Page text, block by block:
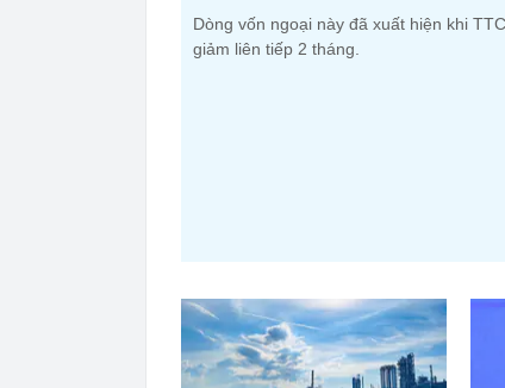
Dòng vốn ngoại này đã xuất hiện khi
giảm liên tiếp 2 tháng.